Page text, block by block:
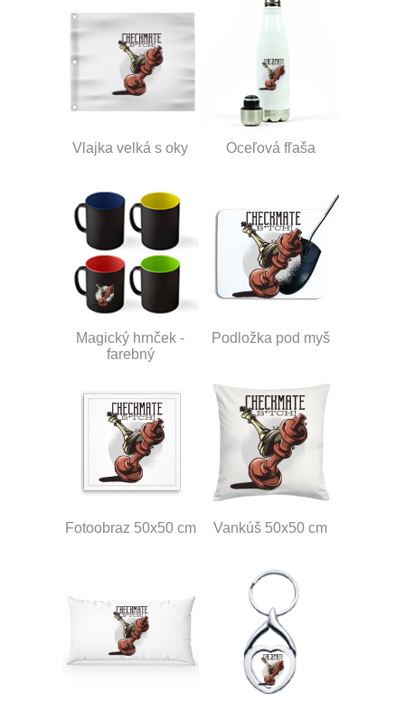
Vlajka velká s oky Oceľová fľaša
Magický hrnček -
farebný
Podložka pod myš
Fotoobraz 50x50 cm Vankúš 50x50 cm